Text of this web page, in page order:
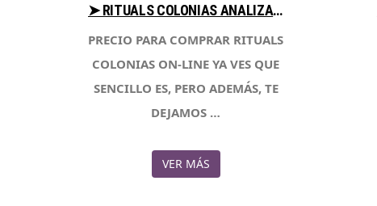
➤ RITUALS COLONIAS ANALIZA PRECIOS AL COMPRAR CON LIBRERIAESOTERICA.NET
PRECIO PARA COMPRAR RITUALS
COLONIAS ON-LINE YA VES QUE
SENCILLO ES, PERO ADEMÁS, TE
DEJAMOS …
VER MÁS